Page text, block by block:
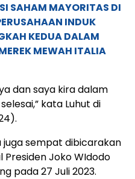
SAHAM MAYORITAS DI
INDUK
KEDUA DALAM
MEWAH ITALIA
dan saya kira dalam
kata Luhut di
juga sempat dibicarakan
Joko WIdodo
pada 27 Juli 2023.